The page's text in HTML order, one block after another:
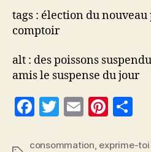
tags : élection du nouveau
comptoir
alt : des poissons
amis le suspense du jour
F
c
T
itt
E
ai
Pi
er rt
consommation, exprime-